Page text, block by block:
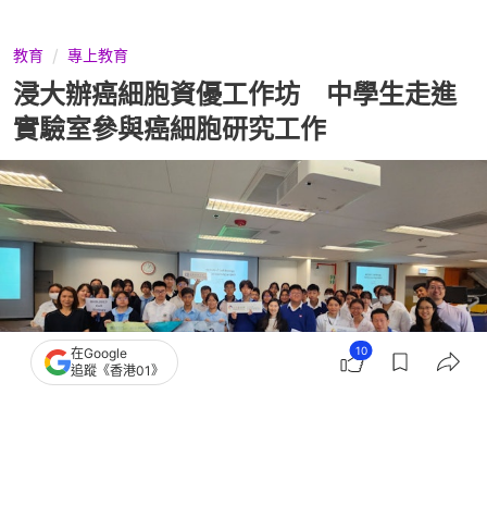
教育 專上教育
浸大辦癌細胞資優工作坊 中學生走進
實驗室參與癌細胞研究工作
在Google
追蹤《香港01》
10